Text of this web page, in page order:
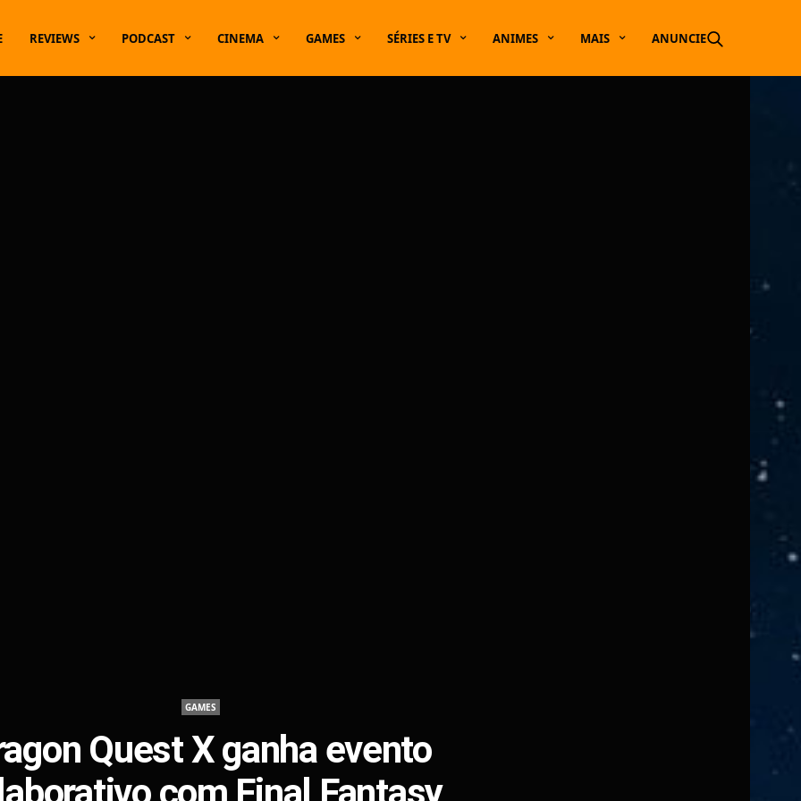
REVIEWS PODCAST CINEMA GAMES SÉRIES E TV ANIMES MAIS ANUNCIE
GAMES
Quest X ganha evento